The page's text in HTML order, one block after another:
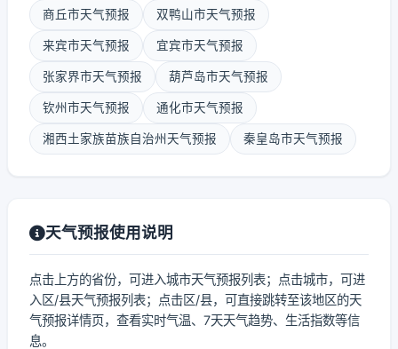
商丘市天气预报 双鸭山市天气预报
来宾市天气预报 宜宾市天气预报
张家界市天气预报 葫芦岛市天气预报
钦州市天气预报 通化市天气预报
湘西土家族苗族自治州天气预报 秦皇岛市天气预报
天气预报使用说明
点击上方的省份，可进入城市天气预报列表；点击城市，可进
入区/县天气预报列表；点击区/县，可直接跳转至该地区的天
气预报详情页，查看实时气温、7天天气趋势、生活指数等信
息。